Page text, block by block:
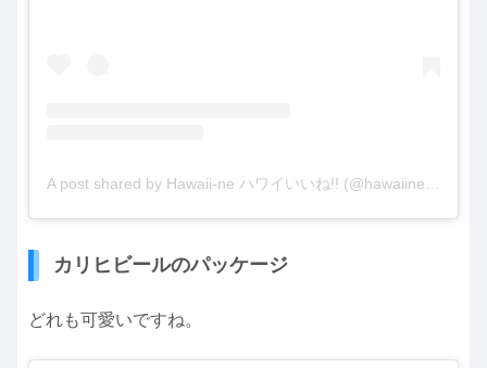
カリヒビールのパッケージ
どれも可愛いですね。